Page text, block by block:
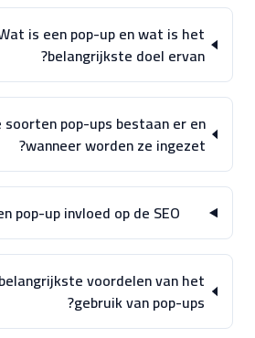
is een pop-up en wat is het
belangrijkste doel ervan?
soorten pop-ups bestaan er en
wanneer worden ze ingezet?
pop-up invloed op de SEO?
voordelen van het
gebruik van pop-ups?